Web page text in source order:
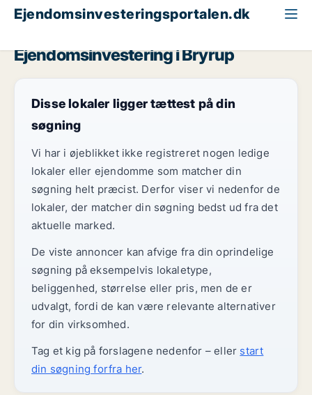
Ejendomsinvesteringsportalen.dk
Ejendomsinvestering i Bryrup
Disse lokaler ligger tættest på din
søgning
Vi har i øjeblikket ikke registreret nogen ledige
lokaler eller ejendomme som matcher din
søgning helt præcist. Derfor viser vi nedenfor de
lokaler, der matcher din søgning bedst ud fra det
aktuelle marked.
De viste annoncer kan afvige fra din oprindelige
søgning på eksempelvis lokaletype,
beliggenhed, størrelse eller pris, men de er
udvalgt, fordi de kan være relevante alternativer
for din virksomhed.
Tag et kig på forslagene nedenfor – eller start
din søgning forfra her.